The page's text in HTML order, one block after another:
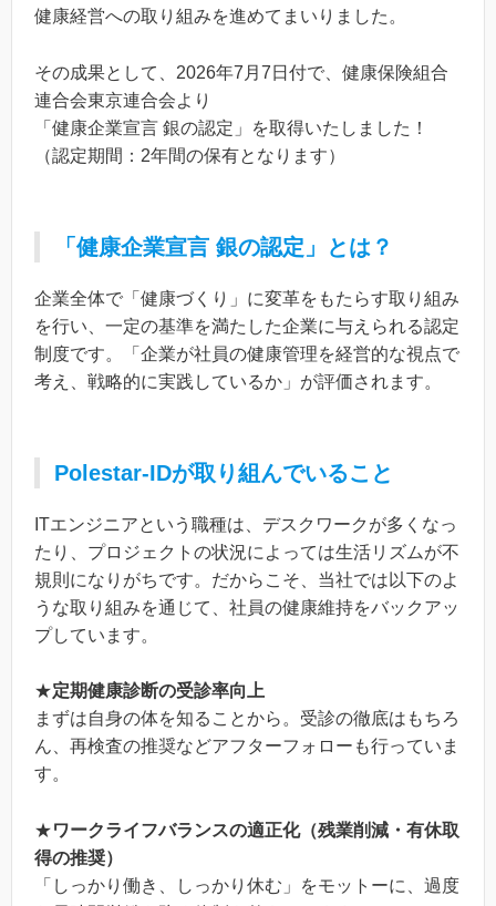
健康経営への取り組みを進めてまいりました。
その成果として、2026年7月7日付で、健康保険組合
連合会東京連合会より
「健康企業宣言 銀の認定」を取得いたしました！
（認定期間：2年間の保有となります）
「健康企業宣言 銀の認定」とは？
企業全体で「健康づくり」に変革をもたらす取り組み
を行い、一定の基準を満たした企業に与えられる認定
制度です。「企業が社員の健康管理を経営的な視点で
考え、戦略的に実践しているか」が評価されます。
Polestar-IDが取り組んでいること
ITエンジニアという職種は、デスクワークが多くなっ
たり、プロジェクトの状況によっては生活リズムが不
規則になりがちです。だからこそ、当社では以下のよ
うな取り組みを通じて、社員の健康維持をバックアッ
プしています。
★定期健康診断の受診率向上
まずは自身の体を知ることから。受診の徹底はもちろ
ん、再検査の推奨などアフターフォローも行っていま
す。
★ワークライフバランスの適正化（残業削減・有休取
得の推奨）
「しっかり働き、しっかり休む」をモットーに、過度